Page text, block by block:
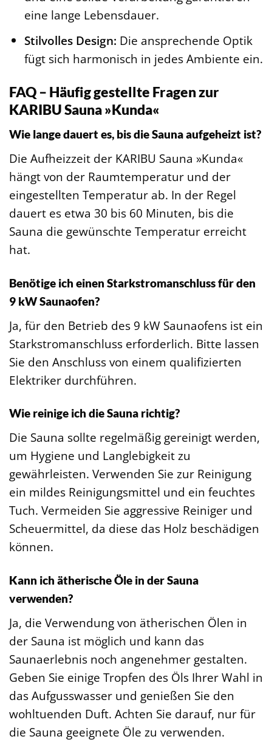
eine lange Lebensdauer.
Stilvolles Design: Die ansprechende Optik
fügt sich harmonisch in jedes Ambiente ein.
FAQ – Häufig gestellte Fragen zur
KARIBU Sauna »Kunda«
Wie lange dauert es, bis die Sauna aufgeheizt ist?
Die Aufheizzeit der KARIBU Sauna »Kunda«
hängt von der Raumtemperatur und der
eingestellten Temperatur ab. In der Regel
dauert es etwa 30 bis 60 Minuten, bis die
Sauna die gewünschte Temperatur erreicht
hat.
Benötige ich einen Starkstromanschluss für den
9 kW Saunaofen?
Ja, für den Betrieb des 9 kW Saunaofens ist ein
Starkstromanschluss erforderlich. Bitte lassen
Sie den Anschluss von einem qualifizierten
Elektriker durchführen.
Wie reinige ich die Sauna richtig?
Die Sauna sollte regelmäßig gereinigt werden,
um Hygiene und Langlebigkeit zu
gewährleisten. Verwenden Sie zur Reinigung
ein mildes Reinigungsmittel und ein feuchtes
Tuch. Vermeiden Sie aggressive Reiniger und
Scheuermittel, da diese das Holz beschädigen
können.
Kann ich ätherische Öle in der Sauna
verwenden?
Ja, die Verwendung von ätherischen Ölen in
der Sauna ist möglich und kann das
Saunaerlebnis noch angenehmer gestalten.
Geben Sie einige Tropfen des Öls Ihrer Wahl in
das Aufgusswasser und genießen Sie den
wohltuenden Duft. Achten Sie darauf, nur für
die Sauna geeignete Öle zu verwenden.